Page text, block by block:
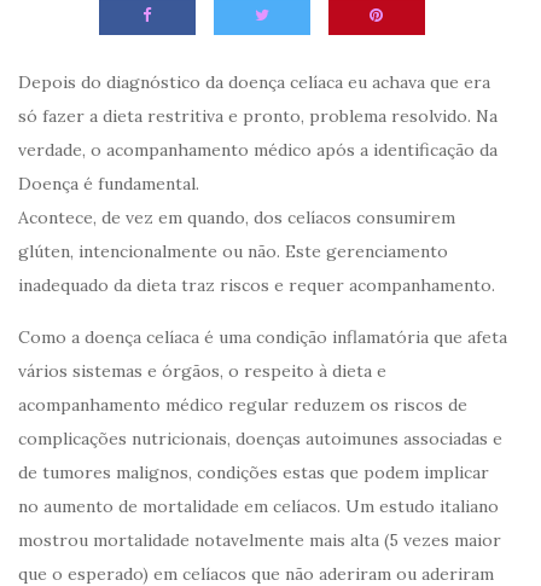
Depois do diagnóstico da doença celíaca eu achava que era
só fazer a dieta restritiva e pronto, problema resolvido. Na
verdade, o acompanhamento médico após a identificação da
Doença é fundamental.
Acontece, de vez em quando, dos celíacos consumirem
glúten, intencionalmente ou não. Este gerenciamento
inadequado da dieta traz riscos e requer acompanhamento.
Como a doença celíaca é uma condição inflamatória que afeta
vários sistemas e órgãos, o respeito à dieta e
acompanhamento médico regular reduzem os riscos de
complicações nutricionais, doenças autoimunes associadas e
de tumores malignos, condições estas que podem implicar
no aumento de mortalidade em celíacos. Um estudo italiano
mostrou mortalidade notavelmente mais alta (5 vezes maior
que o esperado) em celíacos que não aderiram ou aderiram